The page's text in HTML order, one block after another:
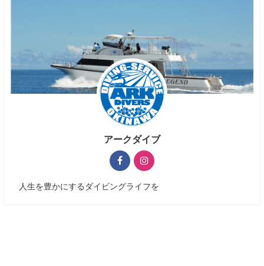
アークダイブ
人生を豊かにするダイビングライフを